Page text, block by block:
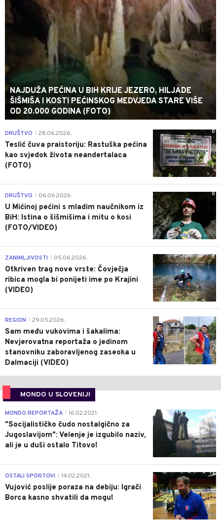
NAJDUŽA PEĆINA U BIH KRIJE JEZERO, HILJADE
ŠIŠMIŠA I KOSTI PEĆINSKOG MEDVJEDA STARE VIŠE
OD 20.000 GODINA (FOTO)
0
DRUŠTVO 28.06.2026.
Teslić čuva praistoriju: Rastuška pećina
kao svjedok života neandertalaca
(FOTO)
0
DRUŠTVO 06.06.2026.
U Mićinoj pećini s mladim naučnikom iz
BiH: Istina o šišmišima i mitu o kosi
(FOTO/VIDEO)
0
ZANIMLJIVOSTI 05.06.2026.
Otkriven trag nove vrste: Čovječja
ribica mogla bi ponijeti ime po Krajini
(VIDEO)
0
REGION 29.05.2026.
Sam među vukovima i šakalima:
Nevjerovatna reportaža o jedinom
stanovniku zaboravljenog zaseoka u
Dalmaciji (VIDEO)
MONDO U SLOVENIJI
4
MONDO REPORTAŽA 16.02.2021.
"Socijalističko čudo nostalgično za
Jugoslavijom": Velenje je izgubilo naziv,
ali je u duši ostalo Titovo!
1
OSTALI SPORTOVI 14.02.2021.
Vujović poslije poraza na debiju: Igrači
Borca kasno shvatili da mogu!